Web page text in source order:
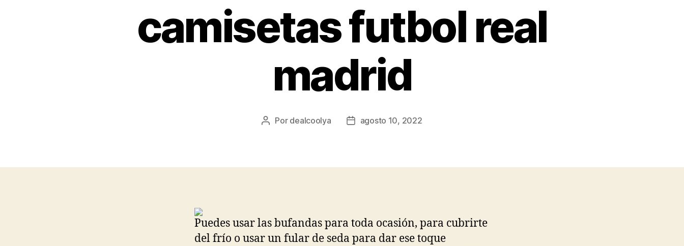
camisetas futbol real
madrid
Autor
Por dealcoolya
Fechaagosto 10, 2022
Puedes usar las bufandas para toda ocasión, para cubrirte
del frío o usar un fular de seda para dar ese toque